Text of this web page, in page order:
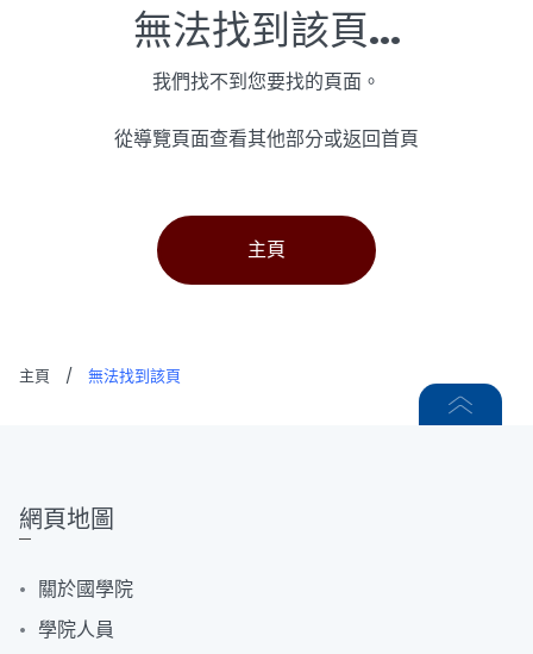
無法找到該頁...
我們找不到您要找的頁面。
從導覽頁面查看其他部分或返回首頁
主頁
主頁 / 無法找到該頁
網頁地圖
關於國學院
學院人員